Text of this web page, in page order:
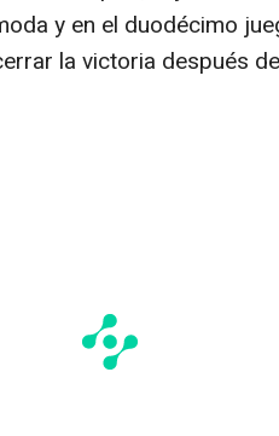
y en el duodécimo
la victoria después